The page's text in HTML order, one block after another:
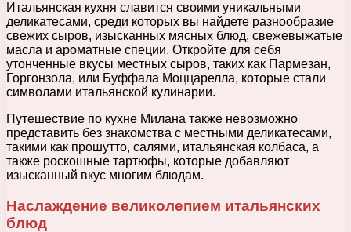
Итальянская кухня славится своими уникальными
деликатесами, среди которых вы найдете разнообразие
свежих сыров, изысканных мясных блюд, свежевыжатые
масла и ароматные специи. Откройте для себя
утонченные вкусы местных сыров, таких как Пармезан,
Горгонзола, или Буффала Моццарелла, которые стали
символами итальянской кулинарии.
Путешествие по кухне Милана также невозможно
представить без знакомства с местными деликатесами,
такими как прошутто, салями, итальянская колбаса, а
также роскошные тартюфы, которые добавляют
изысканный вкус многим блюдам.
Наслаждение великолепием итальянских
блюд